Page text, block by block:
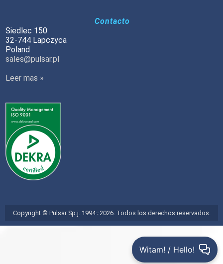
Contacto
Siedlec 150
32-744 Lapczyca
Poland
sales@pulsar.pl
Leer mas »
Copyright © Pulsar Sp.j. 1994÷2026. Todos los derechos reservados.
Witam! / Hello!